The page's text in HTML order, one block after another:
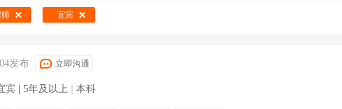
宜宾
发布 立即沟通
宾 | 5年及以上 | 本科